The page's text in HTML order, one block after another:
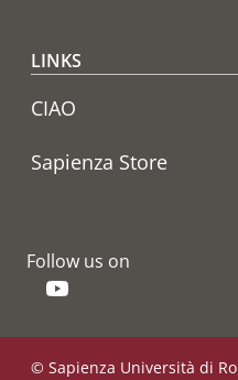
LINKS
CIAO
Sapienza Store
Follow us on
© Sapienza Università di